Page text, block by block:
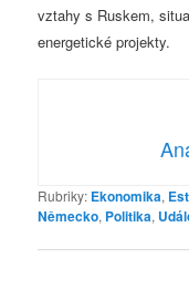
vztahy s Ruskem,
energetické projekty.
Rubriky: Ekonomika,
Německo, Politika,